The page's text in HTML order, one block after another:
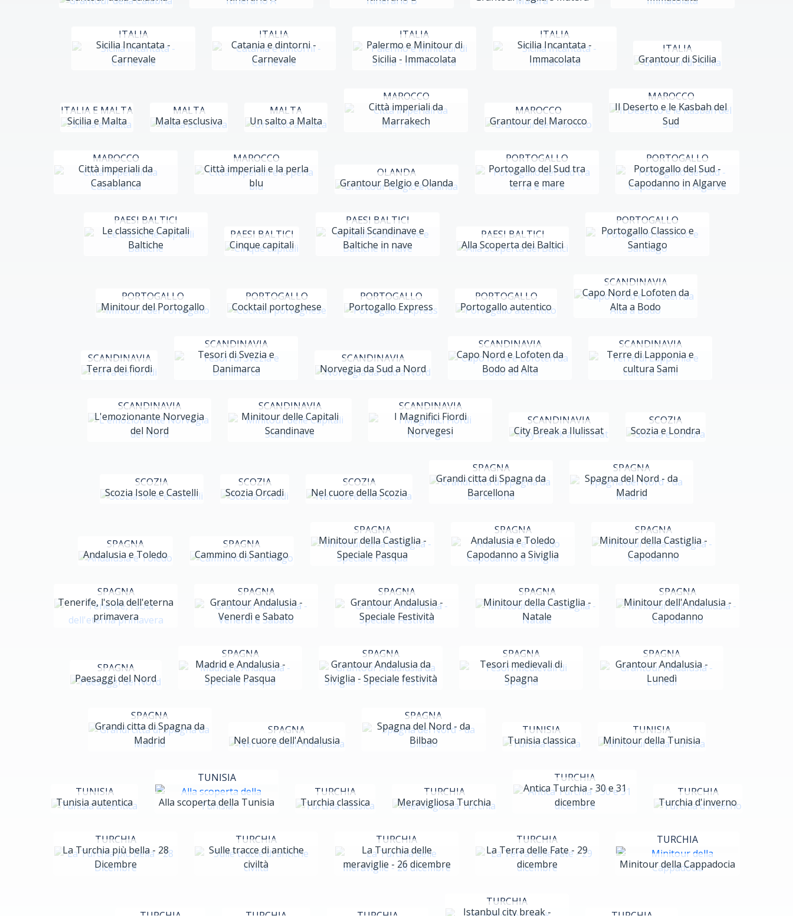
Sicilia Incantata -
Carnevale
ITALIA
Catania e dintorni -
Carnevale
ITALIA
Palermo e Minitour di
Sicilia - Immacolata
ITALIA
Sicilia Incantata -
Immacolata
ITALIA
Grantour di Sicilia
ITALIA
Sicilia e Malta
ITALIA E MALTA
Malta esclusiva
MALTA
Un salto a Malta
MALTA
Città imperiali da
Marrakech
MAROCCO
Grantour del Marocco
MAROCCO
Il Deserto e le Kasbah del
Sud
MAROCCO
Città imperiali da
Casablanca
MAROCCO
Città imperiali e la perla
blu
MAROCCO
Grantour Belgio e Olanda
OLANDA
Portogallo del Sud tra
terra e mare
PORTOGALLO
Portogallo del Sud -
Capodanno in Algarve
PORTOGALLO
Le classiche Capitali
Baltiche
PAESI BALTICI
Cinque capitali
PAESI BALTICI
Capitali Scandinave e
Baltiche in nave
PAESI BALTICI
Alla Scoperta dei Baltici
PAESI BALTICI
Portogallo Classico e
Santiago
PORTOGALLO
Minitour del Portogallo
PORTOGALLO
Cocktail portoghese
PORTOGALLO
Portogallo Express
PORTOGALLO
Portogallo autentico
PORTOGALLO
Capo Nord e Lofoten da
Alta a Bodo
SCANDINAVIA
Terra dei fiordi
SCANDINAVIA
Tesori di Svezia e
Danimarca
SCANDINAVIA
Norvegia da Sud a Nord
SCANDINAVIA
Capo Nord e Lofoten da
Bodo ad Alta
SCANDINAVIA
Terre di Lapponia e
cultura Sami
SCANDINAVIA
L'emozionante Norvegia
del Nord
SCANDINAVIA
Minitour delle Capitali
Scandinave
SCANDINAVIA
I Magnifici Fiordi
Norvegesi
SCANDINAVIA
City Break a Ilulissat
SCANDINAVIA
Scozia e Londra
SCOZIA
Scozia Isole e Castelli
SCOZIA
Scozia Orcadi
SCOZIA
Nel cuore della Scozia
SCOZIA
Grandi citta di Spagna da
Barcellona
SPAGNA
Spagna del Nord - da
Madrid
SPAGNA
Andalusia e Toledo
SPAGNA
Cammino di Santiago
SPAGNA
Minitour della Castiglia -
Speciale Pasqua
SPAGNA
Andalusia e Toledo
Capodanno a Siviglia
SPAGNA
Minitour della Castiglia -
Capodanno
SPAGNA
Tenerife, l'sola dell'eterna
primavera
SPAGNA
Grantour Andalusia -
Venerdì e Sabato
SPAGNA
Grantour Andalusia -
Speciale Festività
SPAGNA
Minitour della Castiglia -
Natale
SPAGNA
Minitour dell'Andalusia -
Capodanno
SPAGNA
Paesaggi del Nord
SPAGNA
Madrid e Andalusia -
Speciale Pasqua
SPAGNA
Grantour Andalusia da
Siviglia - Speciale festività
SPAGNA
Tesori medievali di
Spagna
SPAGNA
Grantour Andalusia -
Lunedì
SPAGNA
Grandi citta di Spagna da
Madrid
SPAGNA
Nel cuore dell'Andalusia
SPAGNA
Spagna del Nord - da
Bilbao
SPAGNA
Tunisia classica
TUNISIA
Minitour della Tunisia
TUNISIA
Tunisia autentica
TUNISIA
Alla scoperta della Tunisia
TUNISIA
Turchia classica
TURCHIA
Meravigliosa Turchia
TURCHIA
Antica Turchia - 30 e 31
dicembre
TURCHIA
Turchia d'inverno
TURCHIA
La Turchia più bella - 28
Dicembre
TURCHIA
Sulle tracce di antiche
civiltà
TURCHIA
La Turchia delle
meraviglie - 26 dicembre
TURCHIA
La Terra delle Fate - 29
dicembre
TURCHIA
Minitour della Cappadocia
TURCHIA
Istanbul city break -
TURCHIA